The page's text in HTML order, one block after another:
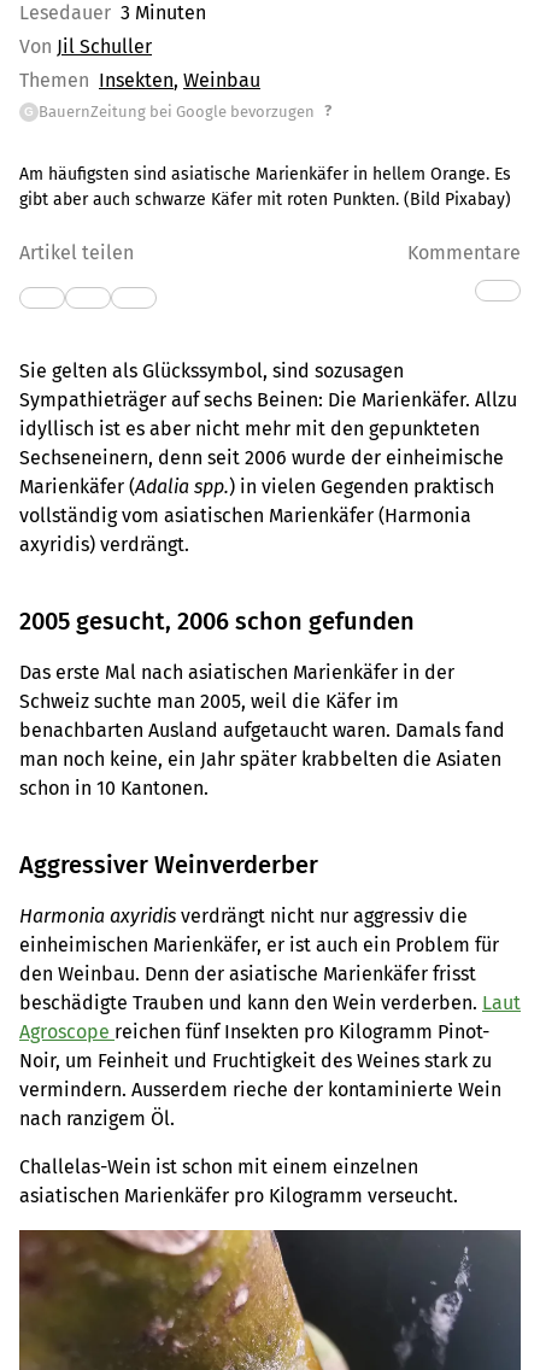
Lesedauer 3 Minuten
Von Jil Schuller
Themen Insekten Weinbau
G BauernZeitung bei Google bevorzugen ?
Am häufigsten sind asiatische Marienkäfer in hellem Orange. Es
gibt aber auch schwarze Käfer mit roten Punkten. (Bild Pixabay)
Artikel teilen Kommentare
Sie gelten als Glückssymbol, sind sozusagen
Sympathieträger auf sechs Beinen: Die Marienkäfer. Allzu
idyllisch ist es aber nicht mehr mit den gepunkteten
Sechseneinern, denn seit 2006 wurde der einheimische
Marienkäfer (Adalia spp.) in vielen Gegenden praktisch
vollständig vom asiatischen Marienkäfer (Harmonia
axyridis) verdrängt.
2005 gesucht, 2006 schon gefunden
Das erste Mal nach asiatischen Marienkäfer in der
Schweiz suchte man 2005, weil die Käfer im
benachbarten Ausland aufgetaucht waren. Damals fand
man noch keine, ein Jahr später krabbelten die Asiaten
schon in 10 Kantonen.
Aggressiver Weinverderber
Harmonia axyridis verdrängt nicht nur aggressiv die
einheimischen Marienkäfer, er ist auch ein Problem für
den Weinbau. Denn der asiatische Marienkäfer frisst
beschädigte Trauben und kann den Wein verderben. Laut
Agroscope reichen fünf Insekten pro Kilogramm Pinot-
Noir, um Feinheit und Fruchtigkeit des Weines stark zu
vermindern. Ausserdem rieche der kontaminierte Wein
nach ranzigem Öl.
Challelas-Wein ist schon mit einem einzelnen
asiatischen Marienkäfer pro Kilogramm verseucht.